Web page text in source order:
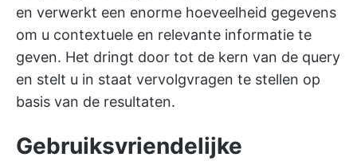
en verwerkt een enorme hoeveelheid gegevens
om u contextuele en relevante informatie te
geven. Het dringt door tot de kern van de query
en stelt u in staat vervolgvragen te stellen op
basis van de resultaten.
Gebruiksvriendelijke